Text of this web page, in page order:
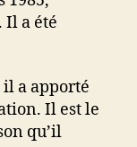
Il a été
il a apporté
Il est le
qu’il